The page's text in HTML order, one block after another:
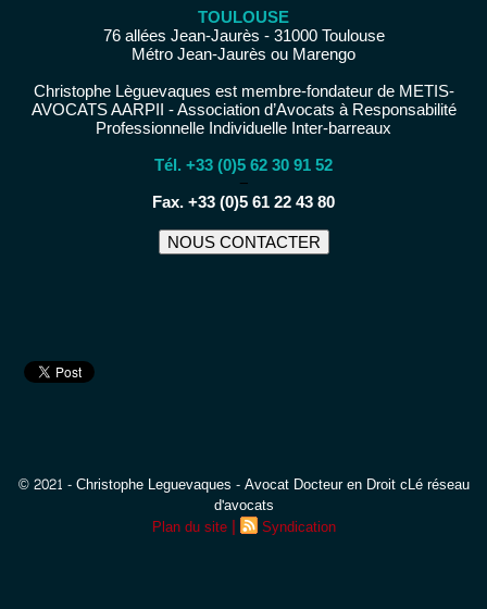
TOULOUSE
76 allées Jean-Jaurès - 31000 Toulouse
Métro Jean-Jaurès ou Marengo
Christophe Lèguevaques est membre-fondateur de METIS-
AVOCATS AARPII - Association d’Avocats à Responsabilité
Professionnelle Individuelle Inter-barreaux
Tél. +33 (0)5 62 30 91 52
−
Fax. +33 (0)5 61 22 43 80
NOUS CONTACTER
© 2021 - Christophe Leguevaques - Avocat Docteur en Droit cLé réseau
d'avocats
Plan du site | Syndication